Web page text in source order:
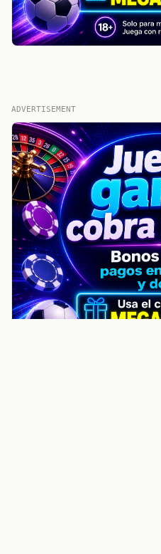
ADVERTISEMENT